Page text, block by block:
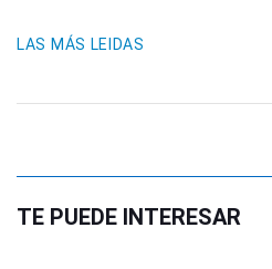
LAS MÁS LEIDAS
TE PUEDE INTERESAR